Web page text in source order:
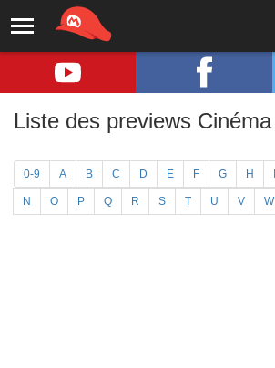
Liste des previews Cinéma
0-9 A B C D E F G H
N O P Q R S T U V W